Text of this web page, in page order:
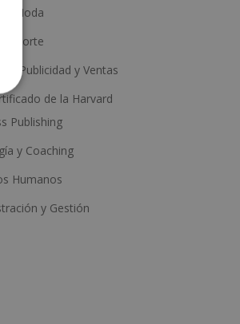
y Moda
Deporte
Publicidad y Ventas
de la Harvard
Publishing
y Coaching
Humanos
y Gestión